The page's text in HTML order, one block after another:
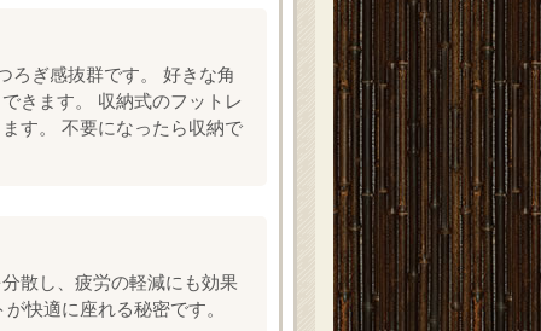
ろぎ感抜群です。 好きな角
きます。 収納式のフットレ
す。 不要になったら収納で
散し、疲労の軽減にも効果
快適に座れる秘密です。